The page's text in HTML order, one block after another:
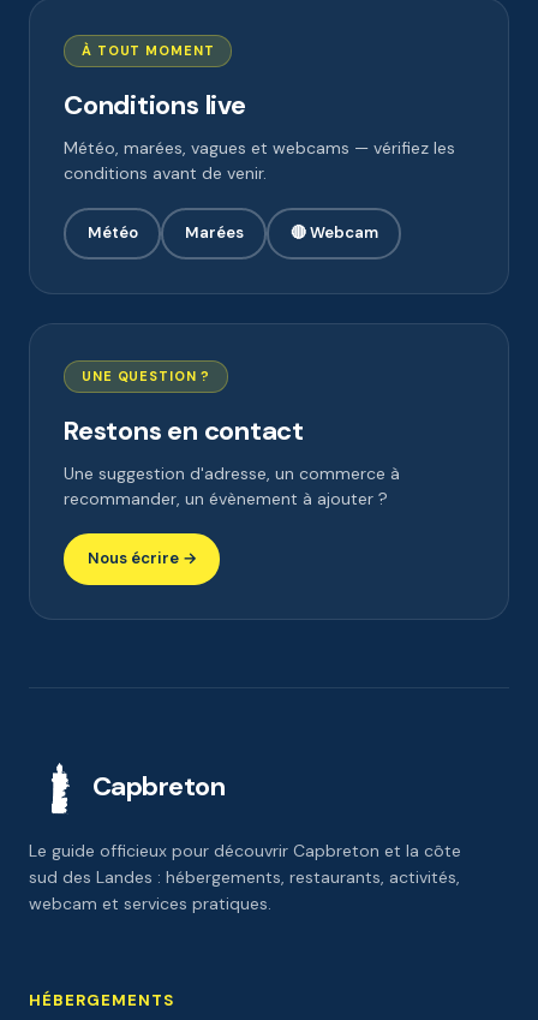
À TOUT MOMENT
Conditions live
Météo, marées, vagues et webcams — vérifiez les
conditions avant de venir.
Météo Marées 🔴 Webcam
UNE QUESTION ?
Restons en contact
Une suggestion d'adresse, un commerce à
recommander, un évènement à ajouter ?
Nous écrire →
Capbreton
Le guide officieux pour découvrir Capbreton et la côte
sud des Landes : hébergements, restaurants, activités,
webcam et services pratiques.
HÉBERGEMENTS